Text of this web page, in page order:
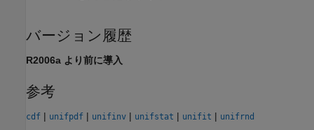
バージョン履歴
R2006a より前に導入
参考
cdf | unifpdf | unifinv | unifstat | unifit | unifrnd